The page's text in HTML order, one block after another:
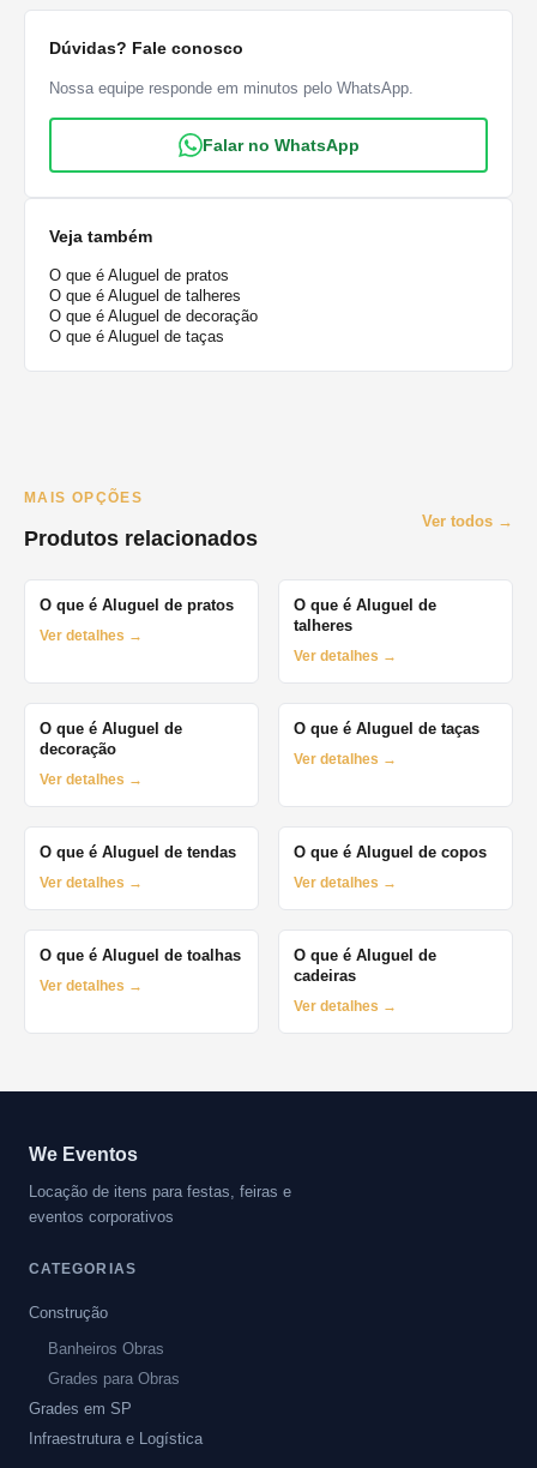
Dúvidas? Fale conosco
Nossa equipe responde em minutos pelo WhatsApp.
Falar no WhatsApp
Veja também
O que é Aluguel de pratos
O que é Aluguel de talheres
O que é Aluguel de decoração
O que é Aluguel de taças
MAIS OPÇÕES
Produtos relacionados
Ver todos →
O que é Aluguel de pratos
Ver detalhes →
O que é Aluguel de
talheres
Ver detalhes →
O que é Aluguel de
decoração
Ver detalhes →
O que é Aluguel de taças
Ver detalhes →
O que é Aluguel de tendas
Ver detalhes →
O que é Aluguel de copos
Ver detalhes →
O que é Aluguel de toalhas
Ver detalhes →
O que é Aluguel de
cadeiras
Ver detalhes →
We Eventos
Locação de itens para festas, feiras e
eventos corporativos
CATEGORIAS
Construção
Banheiros Obras
Grades para Obras
Grades em SP
Infraestrutura e Logística